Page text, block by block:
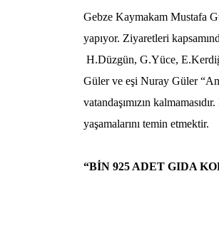
Gebze Kaymakam Mustafa
yapıyor. Ziyaretleri
H.Düzgün, G.Yüce,
Güler ve eşi Nuray Güler
vatandaşımızın
yaşamalarını temin etmektir.
“BİN 925 ADET GIDA